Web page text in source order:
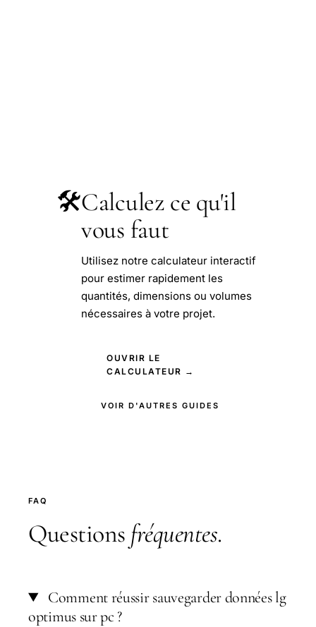
🛠️Calculez ce qu'il
vous faut
Utilisez notre calculateur interactif
pour estimer rapidement les
quantités, dimensions ou volumes
nécessaires à votre projet.
OUVRIR LE
CALCULATEUR →
VOIR D'AUTRES GUIDES
FAQ
Questions fréquentes.
Comment réussir sauvegarder données lg
optimus sur pc ?